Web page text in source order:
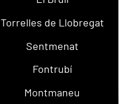
Torrelles de Llobregat
Sentmenat
Fontrubí
Montmaneu